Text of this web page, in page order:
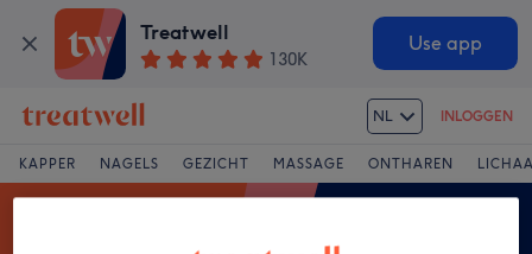
Treatwell
130K
Use app
NL INLOGGEN
KAPPER NAGELS GEZICHT MASSAGE ONTHAREN